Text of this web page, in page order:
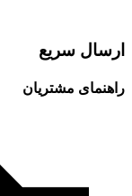
ارسال سریع
راهنمای مشتریان